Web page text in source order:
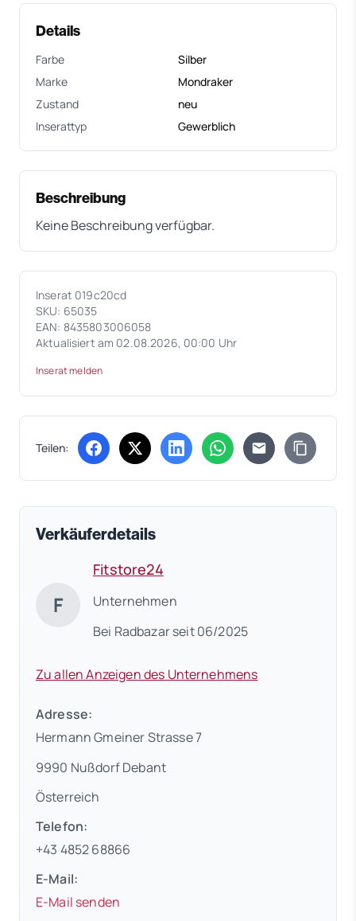
Details
Farbe
Silber
Marke
Mondraker
Zustand
neu
Inserattyp
Gewerblich
Beschreibung
Keine Beschreibung verfügbar.
Inserat 019c20cd
SKU: 65035
EAN: 8435803006058
Aktualisiert am 02.08.2026, 00:00 Uhr
Inserat melden
Teilen: (öffnet in neuem Tab)
(öffnet in neuem Tab)
(öffnet in neuem Tab)
(öffnet in neuem Tab)
Verkäuferdetails
F
Fitstore24
Unternehmen
Bei Radbazar seit 06/2025
Zu allen Anzeigen des Unternehmens
Adresse:
Hermann Gmeiner Strasse 7
9990 Nußdorf Debant
Österreich
Telefon:
+43 4852 68866
E-Mail:
E-Mail senden